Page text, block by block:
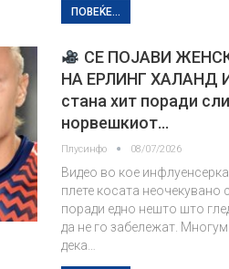
ПОВЕЌЕ...
СЕ ПОЈАВИ
НА ЕРЛИНГ ХАЛАНД
стана хит поради
норвешкиот…
Плусинфо 08/07/2026
Видео во кое
плете косата неочекувано
поради едно нешто што
да не го забележат.
дека…